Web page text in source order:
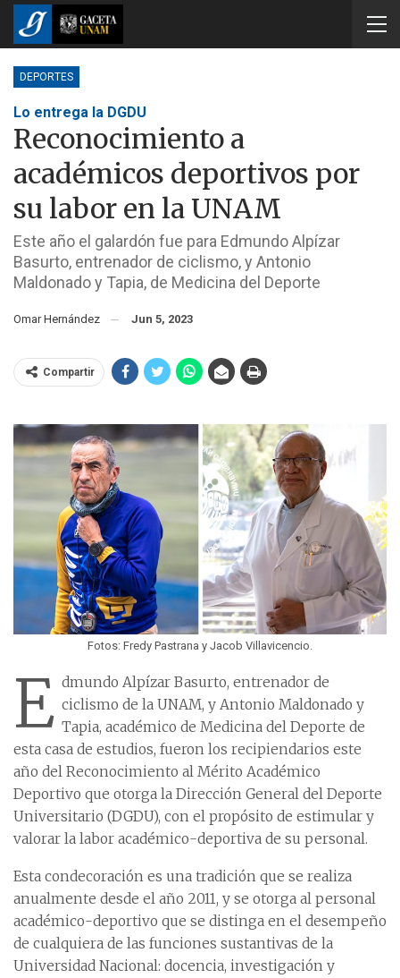
DEPORTES
Lo entrega la DGDU
Reconocimiento a
académicos deportivos por
su labor en la UNAM
Este año el galardón fue para Edmundo Alpízar
Basurto, entrenador de ciclismo, y Antonio
Maldonado y Tapia, de Medicina del Deporte
Omar Hernández Jun 5, 2023
Compartir
Fotos: Fredy Pastrana y Jacob Villavicencio.
E dmundo Alpízar Basurto, entrenador de
ciclismo de la UNAM, y Antonio Maldonado y
Tapia, académico de Medicina del Deporte de
esta casa de estudios, fueron los recipiendarios este
año del Reconocimiento al Mérito Académico
Deportivo que otorga la Dirección General del Deporte
Universitario (DGDU), con el propósito de estimular y
valorar la labor académico-deportiva de su personal.
Esta condecoración es una tradición que se realiza
anualmente desde el año 2011, y se otorga al personal
académico-deportivo que se distinga en el desempeño
de cualquiera de las funciones sustantivas de la
Universidad Nacional: docencia, investigación y